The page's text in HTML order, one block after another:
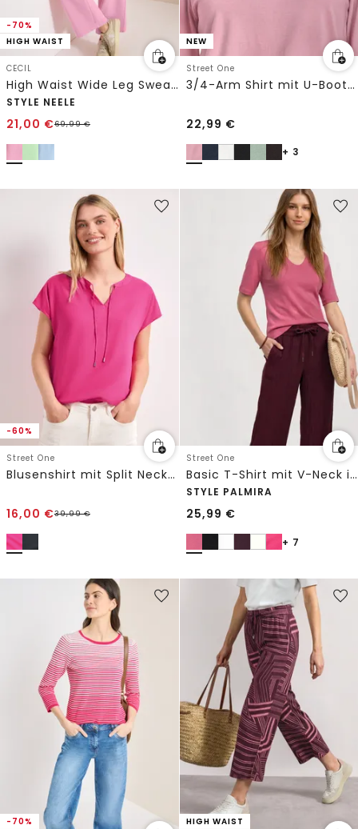
-70%
HIGH WAIST
CECIL
High Waist Wide Leg Sweathose im Washed-Look
STYLE NEELE
21,00 €69,99€
NEW
Street One
3/4-Arm Shirt mit U-Boot-Ausschnitt
22,99 €
+ 3
-60%
Street One
Blusenshirt mit Split Neck und Smokdetail
16,00 €39,99€
Street One
Basic T-Shirt mit V-Neck in Unifarbe
STYLE PALMIRA
25,99 €
+ 7
-70% HIGH WAIST